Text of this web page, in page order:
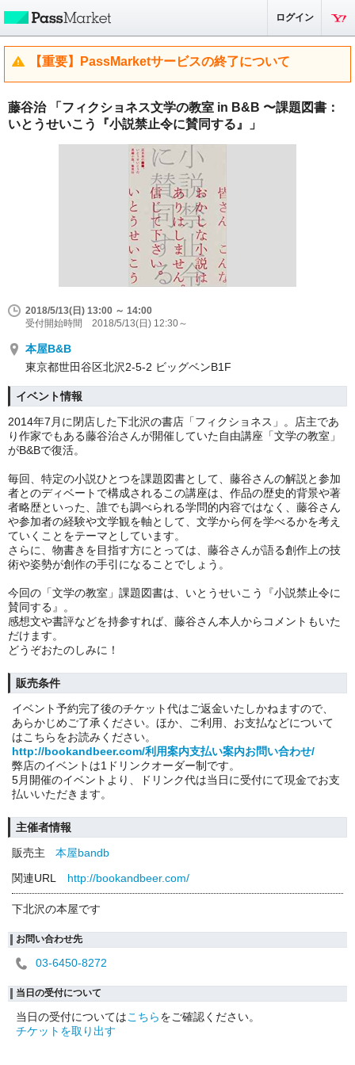
ログイン
【重要】PassMarketサービスの終了について
藤谷治 「フィクショネス文学の教室 in B&B 〜課題図書：
いとうせいこう『小説禁止令に賛同する』」
2018/5/13(日) 13:00 ～ 14:00
受付開始時間 2018/5/13(日) 12:30～
本屋B&B
東京都世田谷区北沢2-5-2 ビッグベンB1F
イベント情報
2014年7月に閉店した下北沢の書店「フィクショネス」。店主であ
り作家でもある藤谷治さんが開催していた自由講座「文学の教室」
がB&Bで復活。
毎回、特定の小説ひとつを課題図書として、藤谷さんの解説と参加
者とのディベートで構成されるこの講座は、作品の歴史的背景や著
者略歴といった、誰でも調べられる学問的内容ではなく、藤谷さん
や参加者の経験や文学観を軸として、文学から何を学べるかを考え
ていくことをテーマとしています。
さらに、物書きを目指す方にとっては、藤谷さんが語る創作上の技
術や姿勢が創作の手引になることでしょう。
今回の「文学の教室」課題図書は、いとうせいこう『小説禁止令に
賛同する』。
感想文や書評などを持参すれば、藤谷さん本人からコメントもいた
だけます。
どうぞおたのしみに！
販売条件
イベント予約完了後のチケット代はご返金いたしかねますので、
あらかじめご了承ください。ほか、ご利用、お支払などについて
はこちらをお読みください。
http://bookandbeer.com/利用案内支払い案内お問い合わせ/
弊店のイベントは1ドリンクオーダー制です。
5月開催のイベントより、ドリンク代は当日に受付にて現金でお支
払いいただきます。
主催者情報
販売主
本屋bandb
関連URL
http://bookandbeer.com/
下北沢の本屋です
お問い合わせ先
03-6450-8272
当日の受付について
当日の受付についてはこちらをご確認ください。
チケットを取り出す